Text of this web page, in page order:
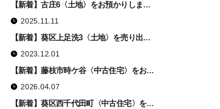
【新着】古庄6〈土地〉をお預かりしま…
2025.11.11
【新着】葵区上足洗3〈土地〉を売り出…
2023.12.01
【新着】藤枝市時ケ谷〈中古住宅〉をお…
2026.04.07
【新着】葵区西千代田町〈中古住宅〉を…